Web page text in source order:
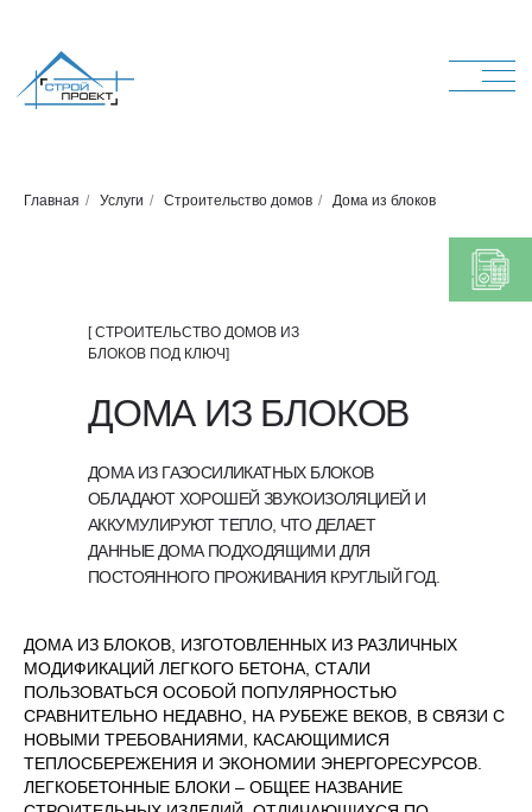
Главная / Услуги / Строительство домов / Дома из блоков
[ СТРОИТЕЛЬСТВО ДОМОВ ИЗ
БЛОКОВ ПОД КЛЮЧ]
ДОМА ИЗ БЛОКОВ
ДОМА ИЗ ГАЗОСИЛИКАТНЫХ БЛОКОВ
ОБЛАДАЮТ ХОРОШЕЙ ЗВУКОИЗОЛЯЦИЕЙ И
АККУМУЛИРУЮТ ТЕПЛО, ЧТО ДЕЛАЕТ
ДАННЫЕ ДОМА ПОДХОДЯЩИМИ ДЛЯ
ПОСТОЯННОГО ПРОЖИВАНИЯ КРУГЛЫЙ ГОД.
ДОМА ИЗ БЛОКОВ, ИЗГОТОВЛЕННЫХ ИЗ РАЗЛИЧНЫХ
МОДИФИКАЦИЙ ЛЕГКОГО БЕТОНА, СТАЛИ
ПОЛЬЗОВАТЬСЯ ОСОБОЙ ПОПУЛЯРНОСТЬЮ
СРАВНИТЕЛЬНО НЕДАВНО, НА РУБЕЖЕ ВЕКОВ, В СВЯЗИ С
НОВЫМИ ТРЕБОВАНИЯМИ, КАСАЮЩИМИСЯ
ТЕПЛОСБЕРЕЖЕНИЯ И ЭКОНОМИИ ЭНЕРГОРЕСУРСОВ.
ЛЕГКОБЕТОННЫЕ БЛОКИ – ОБЩЕЕ НАЗВАНИЕ